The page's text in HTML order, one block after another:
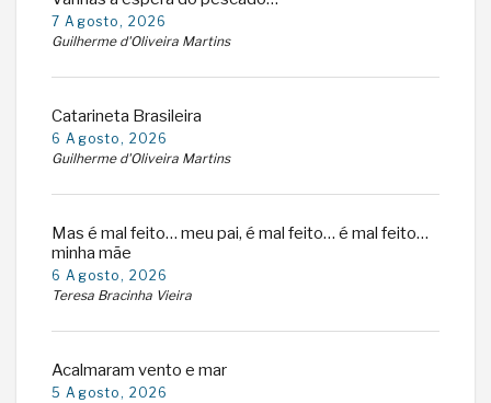
7 Agosto, 2026
Guilherme d'Oliveira Martins
Catarineta Brasileira
6 Agosto, 2026
Guilherme d'Oliveira Martins
Mas é mal feito… meu pai, é mal feito… é mal feito…
minha mãe
6 Agosto, 2026
Teresa Bracinha Vieira
Acalmaram vento e mar
5 Agosto, 2026